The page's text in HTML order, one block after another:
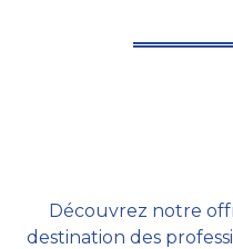
Découvrez notre
destination des